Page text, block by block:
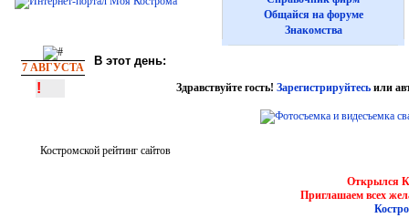
Общайся на форуме
Знакомства
7 АВГУСТА В этот день:
! Здравствуйте гость! Зарегистрируйтесьили
Костромской рейтинг сайтов
Открылся
Приглашаем всех